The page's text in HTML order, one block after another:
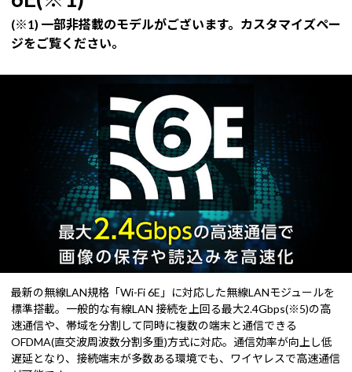
(※1) 一部非搭載のモデルがございます。カスタマイズペー
ジをご覧ください。
最新の無線LAN規格「Wi-Fi 6E」に対応した無線LANモジュールを
標準搭載。一般的な有線LAN 接続を上回る最大2.4Gbps(※5)の高
速通信や、帯域を分割して同時に複数の端末と通信できる
OFDMA(直交波周波数分割多重)方式に対応。通信効率が向上し低
遅延となり、接続端末が多数ある環境でも、ワイヤレスで高速通信